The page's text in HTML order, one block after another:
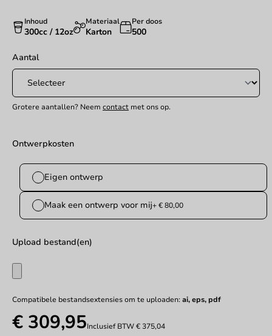
Inhoud
300cc / 12oz
Materiaal
Karton
Per doos
500
Aantal
Grotere aantallen? Neem contact met ons op.
Ontwerpkosten
Eigen ontwerp
Maak een ontwerp voor mij+ € 80,00
Upload bestand(en)
Compatibele bestandsextensies om te uploaden: ai, eps, pdf
€ 309,95Inclusief BTW€ 375,04